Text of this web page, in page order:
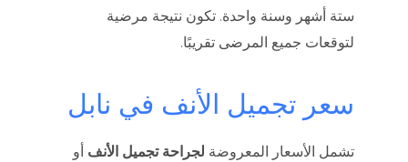
ستة أشهر وسنة واحدة. تكون نتيجة مرضية
لتوقعات جميع المرضى تقريبًا.
سعر تجميل الأنف في نابل
تشمل الأسعار المعروضة لجراحة تجميل الأنف أو